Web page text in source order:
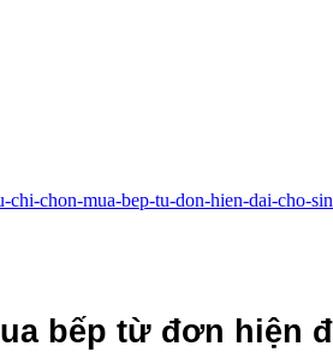
chi-chon-mua-bep-tu-don-hien-dai-cho-
bếp từ đơn hiện